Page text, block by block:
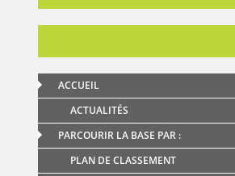
ACCUEIL
ACTUALITÉS
PARCOURIR LA BASE PAR :
PLAN DE CLASSEMENT